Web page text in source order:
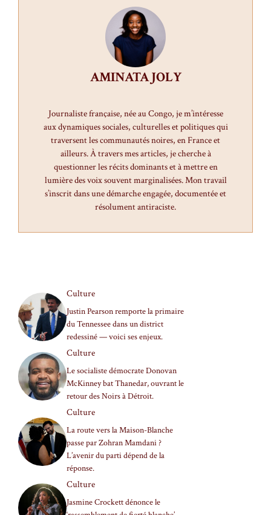
AMINATA JOLY
Journaliste française, née au Congo, je m’intéresse
aux dynamiques sociales, culturelles et politiques qui
traversent les communautés noires, en France et
ailleurs. À travers mes articles, je cherche à
questionner les récits dominants et à mettre en
lumière des voix souvent marginalisées. Mon travail
s’inscrit dans une démarche engagée, documentée et
résolument antiraciste.
Culture
Justin Pearson remporte la primaire
du Tennessee dans un district
redessiné — voici ses enjeux.
Culture
Le socialiste démocrate Donovan
McKinney bat Thanedar, ouvrant le
retour des Noirs à Détroit.
Culture
La route vers la Maison-Blanche
passe par Zohran Mamdani ?
L’avenir du parti dépend de la
réponse.
Culture
Jasmine Crockett dénonce le